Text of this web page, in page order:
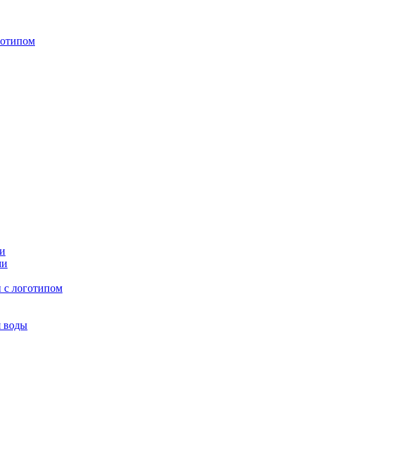
логотипом
воды